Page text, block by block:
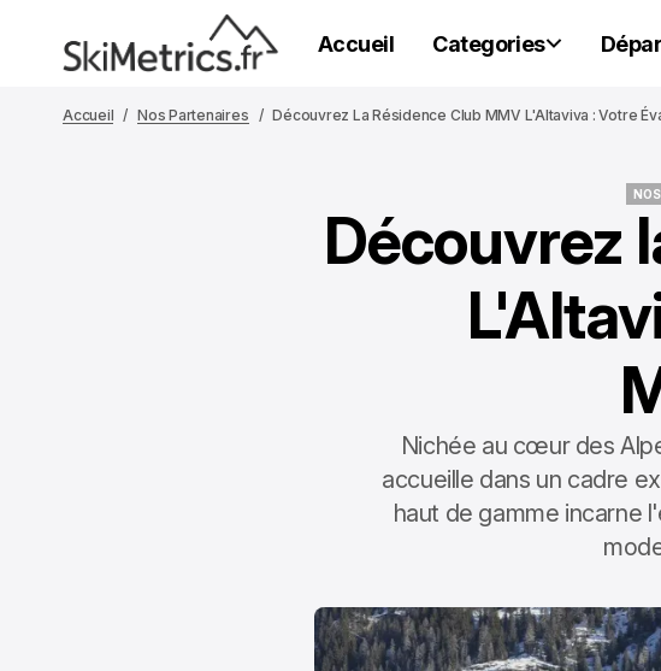
Accueil Categories
Accueil Nos Partenaires Découvrez La Résidence Club MMV L'Altaviva : Votre
Découvrez
Nichée au cœur des
accueille dans un cadre
haut de gamme incarne